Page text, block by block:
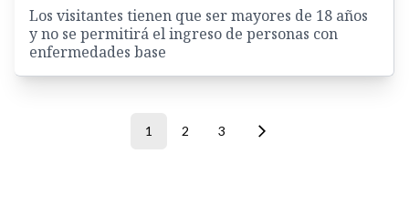
Los visitantes tienen que ser mayores de 18 años
y no se permitirá el ingreso de personas con
enfermedades base
1 2 3